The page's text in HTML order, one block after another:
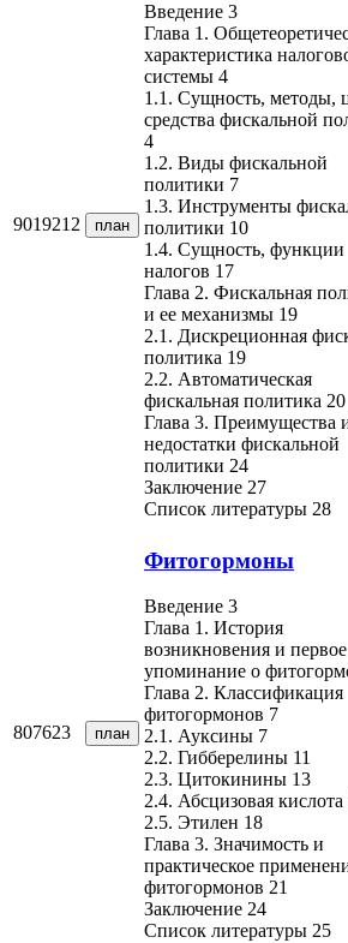
9019212 план
Введение 3
Глава 1.
характеристика
системы 4
1.1. Сущность, методы,
средства фискальной
4
1.2. Виды фискальной
политики 7
1.3. Инструменты
политики 10
1.4. Сущность, функции
налогов 17
Глава 2. Фискальная
и ее механизмы 19
2.1. Дискреционная
политика 19
2.2. Автоматическая
фискальная политика 20
Глава 3. Преимущества
недостатки фискальной
политики 24
Заключение 27
Список литературы 28
807623 план
Фитогормоны
Введение 3
Глава 1. История
возникновения и первое
упоминание о
Глава 2. Классификация
фитогормонов 7
2.1. Ауксины 7
2.2. Гибберелины 11
2.3. Цитокинины 13
2.4. Абсцизовая кислота
2.5. Этилен 18
Глава 3. Значимость и
практическое
фитогормонов 21
Заключение 24
Список литературы 25